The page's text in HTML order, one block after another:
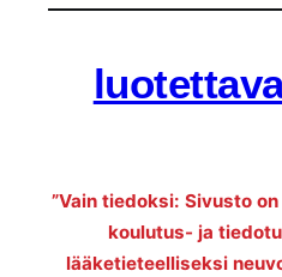
”Vain tiedoksi: Sivusto
koulutus- ja
lääketieteelliseksi